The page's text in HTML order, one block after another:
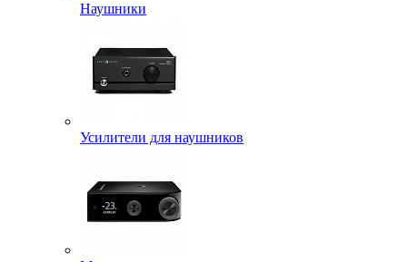
Наушники
Усилители для наушников